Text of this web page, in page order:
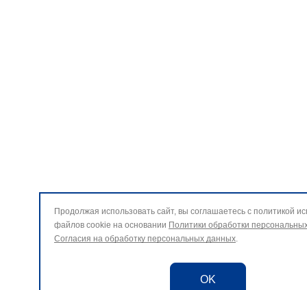
Продолжая использовать сайт, вы соглашаетесь с политикой
файлов cookie на основании Политики обработки
Согласия на обработку персональных данных.
OK